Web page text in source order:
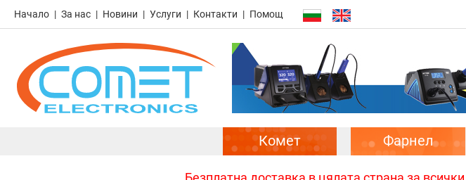
Начало За нас Новини Услуги Контакти Помощ
Комет Фарнел